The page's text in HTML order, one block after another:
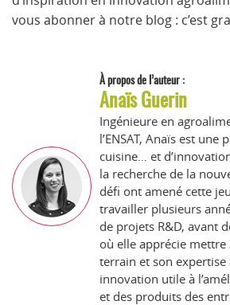
vous abonner à notre blog : c’est
À propos de l’auteur :
Anaïs Guerin
Ingénieure en
l’ENSAT, Anaïs est une
cuisine… et
la recherche de la
défi ont amené cette
travailler plusieurs
de projets R&D, avant
où elle apprécie mettre
terrain et son expertise
innovation utile à
et des produits des